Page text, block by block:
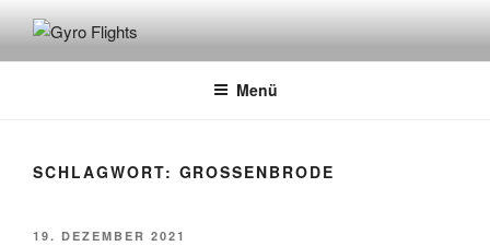
GYRO FLIGHTS
Rundflüge mit dem Gyrocopter
Menü
SCHLAGWORT: GROSSENBRODE
19. DEZEMBER 2021